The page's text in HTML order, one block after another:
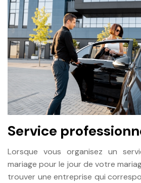
Service
Lorsque vous organisez un
mariage pour le jour de votre
trouver une entreprise qui